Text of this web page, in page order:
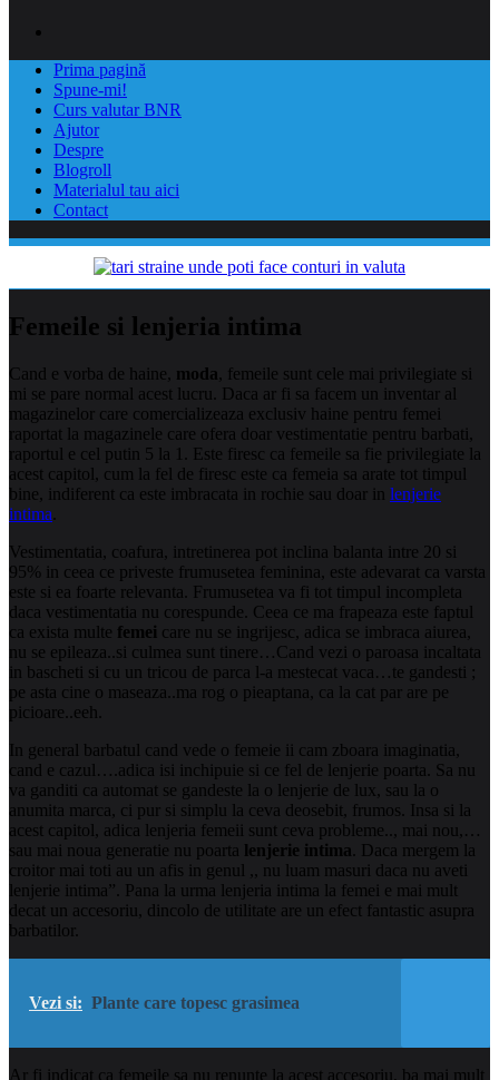
Prima pagină
Spune-mi!
Curs valutar BNR
Ajutor
Despre
Blogroll
Materialul tau aici
Contact
Femeile si lenjeria intima
Cand e vorba de haine, moda, femeile sunt cele mai privilegiate si
mi se pare normal acest lucru. Daca ar fi sa facem un inventar al
magazinelor care comercializeaza exclusiv haine pentru femei
raportat la magazinele care ofera doar vestimentatie pentru barbati,
raportul e cel putin 5 la 1.
Este firesc ca femeile sa fie privilegiate la
acest capitol, cum la fel de firesc este ca femeia sa arate tot timpul
bine, indiferent ca este imbracata in rochie sau doar in lenjerie
intima
Vestimentatia, coafura, intretinerea pot inclina balanta intre 20 si
95% in ceea ce priveste frumusetea feminina, este adevarat ca varsta
este si ea foarte relevanta. Frumusetea va fi tot timpul incompleta
daca vestimentatia nu corespunde. Ceea ce ma frapeaza este faptul
ca exista multe femei care nu se ingrijesc, adica se imbraca aiurea,
nu se epileaza..si culmea sunt tinere…Cand vezi o paroasa incaltata
in bascheti si cu un tricou de parca l-a mestecat vaca…te gandesti ;
pe asta cine o maseaza..ma rog o pieaptana, ca la cat par are pe
picioare..eeh.
In general barbatul cand vede o femeie ii cam zboara imaginatia,
cand e cazul….adica isi inchipuie si ce fel de lenjerie poarta. Sa nu
va ganditi ca automat se gandeste la o lenjerie de lux, sau la o
anumita marca, ci pur si simplu la ceva deosebit, frumos. Insa si la
acest capitol, adica lenjeria femeii sunt ceva probleme.., mai nou,…
sau mai noua generatie nu poarta lenjerie intima . Daca mergem la
croitor mai toti au un afis in genul ,, nu luam masuri daca nu aveti
lenjerie intima”. Pana la urma lenjeria intima la femei e mai mult
decat un accesoriu, dincolo de utilitate are un efect fantastic asupra
barbatilor.
Vezi si: Plante care topesc grasimea
Ar fi indicat ca femeile sa nu renunte la acest accesoriu, ba mai mult